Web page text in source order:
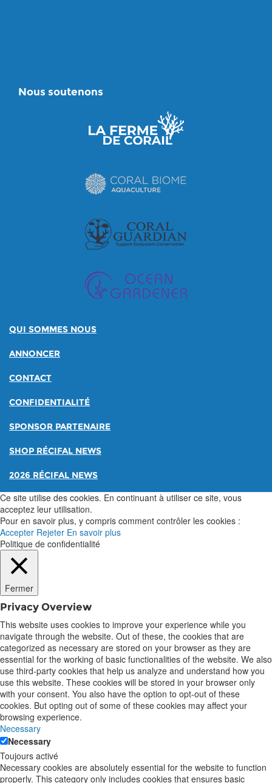
Nous soutenons
QUI SOMMES NOUS
ANNONCER
CONTACT
CONFIDENTIALITÉ
SPONSOR PARTENAIRE
SHOP RÉCIFAL NEWS
2026 RÉCIFAL NEWS
Ce site utilise des cookies. En continuant à utiliser ce site, vous
acceptez leur utilisation.
Pour en savoir plus, y compris comment contrôler les cookies :
Accepter Rejeter En savoir plus
Politique de confidentialité
Fermer
Privacy Overview
This website uses cookies to improve your experience while you
navigate through the website. Out of these, the cookies that are
categorized as necessary are stored on your browser as they are
essential for the working of basic functionalities of the website. We also
use third-party cookies that help us analyze and understand how you
use this website. These cookies will be stored in your browser only
with your consent. You also have the option to opt-out of these
cookies. But opting out of some of these cookies may affect your
browsing experience.
Necessary
Necessary
Toujours activé
Necessary cookies are absolutely essential for the website to function
properly. This category only includes cookies that ensures basic